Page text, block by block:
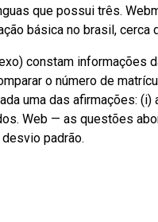
que possui três.
básica no brasil, cerca
constam informações
o número de
uma das afirmações:
Web — as questões
padrão.